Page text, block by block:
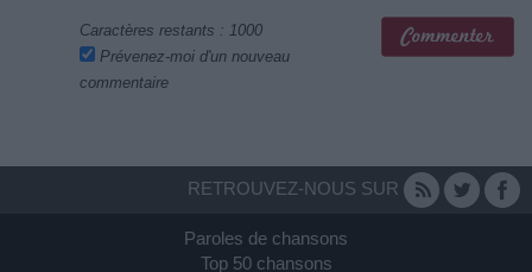
Caractères restants : 1000
Prévenez-moi d'un nouveau
commentaire
RETROUVEZ-NOUS SUR
Paroles de chansons
Top 50 chansons